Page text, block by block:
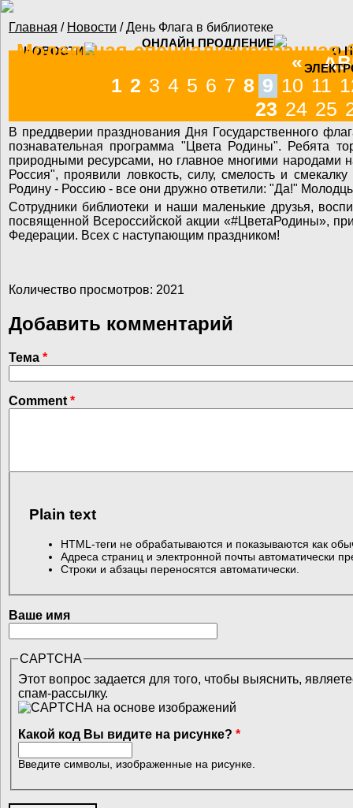
Перейти к основному содержанию
Модельная
НОВОСТИ
ОНЛАЙН ПРОДЛЕНИЕ
О
Вы здесь
Главная / Новости / День Флага в библиотеке
«
1 2 3 4 5 6 7 8 9 10 11
23 24 25
В преддверии празднования Дня Государственного
познавательная программа "Цвета Родины". Ребята
природными ресурсами, но главное многими
Россия", проявили ловкость, силу, смелость и
Родину - Россию - все они дружно ответили: "Да!"
Сотрудники библиотеки и наши маленькие друзья,
посвященной Всероссийской акции «#ЦветаРодины»,
Федерации. Всех с наступающим праздником!
Количество просмотров: 2021
Добавить комментарий
Тема *
Comment *
Plain text
HTML-теги не обрабатываются и показываются как
Адреса страниц и электронной почты автоматически
Строки и абзацы переносятся автоматически.
Ваше имя
CAPTCHA
Этот вопрос задается для того, чтобы выяснить,
спам-рассылку.
Какой код Вы видите на рисунке? *
Введите символы, изображенные на рисунке.